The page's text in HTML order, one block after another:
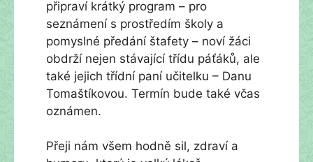
připraví krátký program – pro
seznámení s prostředím školy a
pomyslné předání štafety – noví žáci
obdrží nejen stávající třídu páťáků, ale
také jejich třídní paní učitelku – Danu
Tomaštíkovou. Termín bude také včas
oznámen.
Přeji nám všem hodně sil, zdraví a